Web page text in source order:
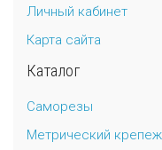
Личный кабинет
Карта сайта
Каталог
Саморезы
Метрический крепеж